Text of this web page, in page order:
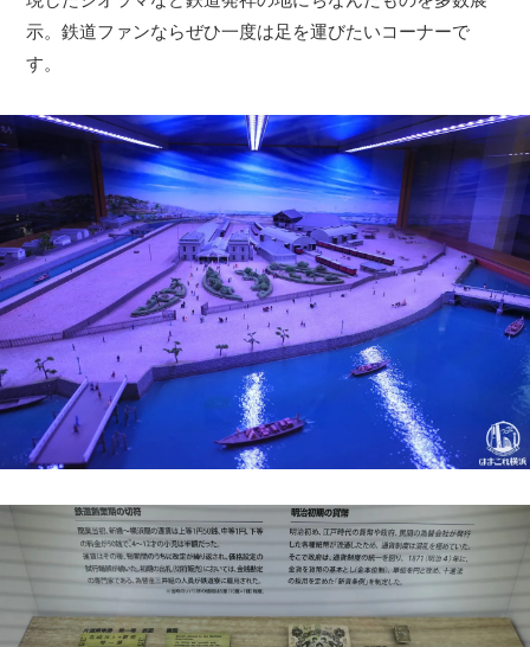
示。鉄道ファンならぜひ一度は足を運びたいコーナーで
す。